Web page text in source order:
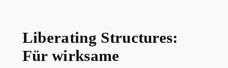
Liberating Structures:
Für wirksame